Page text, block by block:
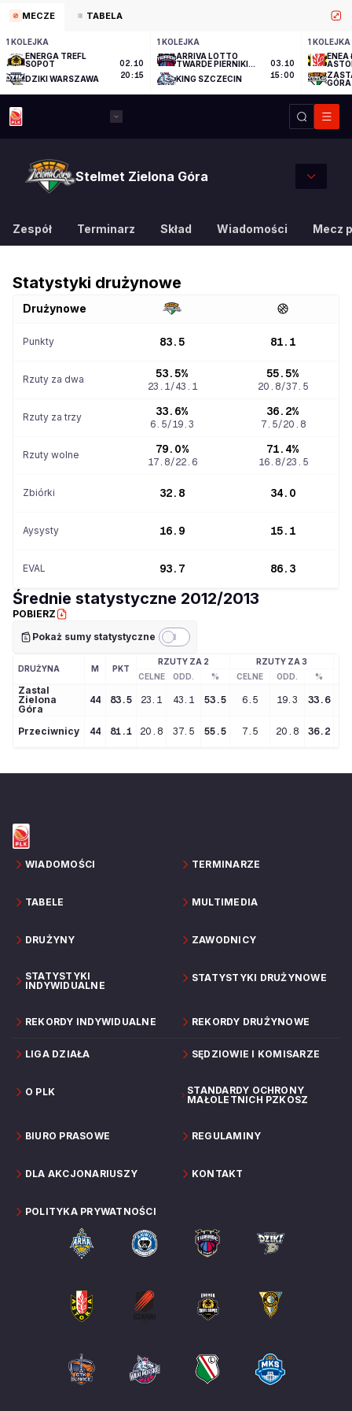
MECZE TABELA
1 KOLEJKA
ENERGA TREFL
SOPOT
DZIKI WARSZAWA
02.10
20:15
1 KOLEJKA
ARRIVA LOTTO
TWARDE PIERNIKI
KING SZCZECIN
03.10
15:00
1 KOLEJKA
ENEA
GÓRA
Stelmet Zielona Góra
Zespół Terminarz Skład Wiadomości Mecz
Statystyki drużynowe
Drużynowe
Punkty 83.5 81.1
Rzuty za dwa 53.5%
23.1/43.1
55.5%
20.8/37.5
Rzuty za trzy 33.6%
6.5/19.3
36.2%
7.5/20.8
Rzuty wolne 79.0%
17.8/22.6
71.4%
16.8/23.5
Zbiórki 32.8 34.0
Aysysty 16.9 15.1
EVAL 93.7 86.3
Średnie statystyczne 2012/2013
POBIERZ
Pokaż sumy statystyczne
DRUŻYNA M PKT
RZUTY ZA 2
RZUTY ZA 3
CELNE
ODD. % CELNE ODD. %
Zastal
Zielona
Góra
44 83.5 23.1 43.1 53.5 6.5 19.3 33.6
Przeciwnicy 44 81.1 20.8 37.5 55.5 7.5 20.8 36.2
WIADOMOŚCI TERMINARZE
TABELE MULTIMEDIA
DRUŻYNY ZAWODNICY
STATYSTYKI
INDYWIDUALNE
STATYSTYKI DRUŻYNOWE
REKORDY INDYWIDUALNE REKORDY DRUŻYNOWE
LIGA DZIAŁA SĘDZIOWIE I KOMISARZE
O PLK
STANDARDY OCHRONY
MAŁOLETNICH PZKOSZ
BIURO PRASOWE REGULAMINY
DLA AKCJONARIUSZY KONTAKT
POLITYKA PRYWATNOŚCI